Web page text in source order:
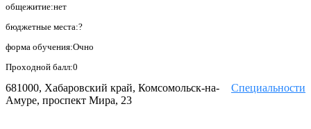
общежитие:нет
бюджетные места:?
форма обучения:Очно
Проходной балл:0
Специальности
681000, Хабаровский край, Комсомольск-на-
Амуре, проспект Мира, 23